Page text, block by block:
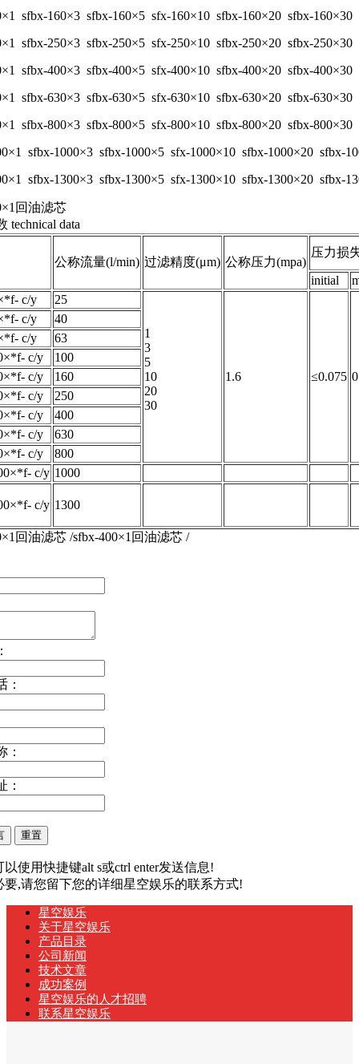
sfbx-160×3 sfbx-160×5 sfx-160×10 sfbx-160×20 sfbx-160×30
sfbx-250×3 sfbx-250×5 sfx-250×10 sfbx-250×20 sfbx-250×30
sfbx-400×3 sfbx-400×5 sfx-400×10 sfbx-400×20 sfbx-400×30
sfbx-630×3 sfbx-630×5 sfx-630×10 sfbx-630×20 sfbx-630×30
sfbx-800×3 sfbx-800×5 sfx-800×10 sfbx-800×20 sfbx-800×30
sfbx-1000×3 sfbx-1000×5 sfx-1000×10 sfbx-1000×20 sfbx-
sfbx-1300×3 sfbx-1300×5 sfx-1300×10 sfbx-1300×20 sfbx-
回油滤芯
technical data
公称流量(l/min) 过滤精度(μm) 公称压力(mpa)
压力损
initial
c/y
25
1
3
5
10
20
30
1.6 ≤0.075
c/y
40
c/y
63
c/y
100
c/y
160
c/y
250
c/y
400
c/y
630
c/y
800
c/y 1000
c/y 1300
回油滤芯 /sfbx-400×1回油滤芯 /
：
：
：
以使用快捷键alt s或ctrl enter发送信息!
要,请您留下您的详细星空娱乐的联系方式!
星空娱乐
关于星空娱乐
产品目录
公司新闻
技术文章
成功案例
星空娱乐的人才招聘
联系星空娱乐